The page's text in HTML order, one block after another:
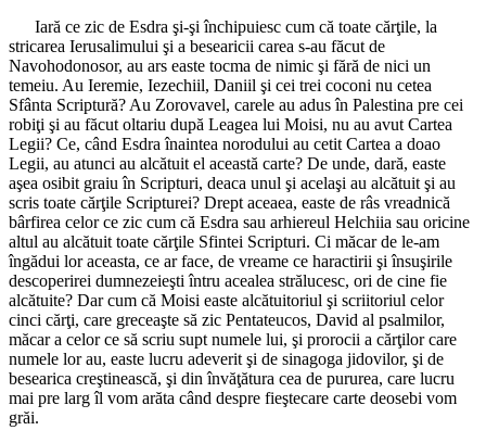
Iară ce zic de Esdra şi-şi închipuiesc cum că toate cărţile, la
stricarea Ierusalimului şi a besearicii carea s-au făcut de
Navohodonosor, au ars easte tocma de nimic şi fără de nici un
temeiu. Au Ieremie, Iezechiil, Daniil şi cei trei coconi nu cetea
Sfânta Scriptură? Au Zorovavel, carele au adus în Palestina pre cei
robiţi şi au făcut oltariu după Leagea lui Moisi, nu au avut Cartea
Legii? Ce, când Esdra înaintea norodului au cetit Cartea a doao
Legii, au atunci au alcătuit el această carte? De unde, dară, easte
aşea osibit graiu în Scripturi, deaca unul şi acelaşi au alcătuit şi au
scris toate cărţile Scripturei? Drept aceaea, easte de râs vreadnică
bârfirea celor ce zic cum că Esdra sau arhiereul Helchiia sau oricine
altul au alcătuit toate cărţile Sfintei Scripturi. Ci măcar de le-am
îngădui lor aceasta, ce ar face, de vreame ce haractirii şi însuşirile
descoperirei dumnezeieşti întru acealea strălucesc, ori de cine fie
alcătuite? Dar cum că Moisi easte alcătuitoriul şi scriitoriul celor
cinci cărţi, care greceaşte să zic Pentateucos, David al psalmilor,
măcar a celor ce să scriu supt numele lui, şi prorocii a cărţilor care
numele lor au, easte lucru adeverit şi de sinagoga jidovilor, şi de
besearica creştinească, şi din învăţătura cea de pururea, care lucru
mai pre larg îl vom arăta când despre fieştecare carte deosebi vom
grăi.